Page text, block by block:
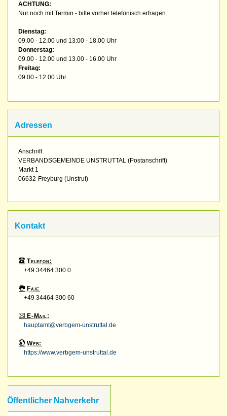
ACHTUNG:
Nur noch mit Termin - bitte vorher telefonisch erfragen.
Dienstag:
09.00 - 12.00 und 13:00 - 18.00 Uhr
Donnerstag:
09.00 - 12.00 und 13.00 - 16.00 Uhr
Freitag:
09.00 - 12.00 Uhr
Adressen
Anschrift
VERBANDSGEMEINDE UNSTRUTTAL (Postanschrift)
Markt 1
06632 Freyburg (Unstrut)
Kontakt
Telefon:
+49 34464 300 0
Fax:
+49 34464 300 60
E-Mail:
hauptamt@verbgem-unstruttal.de
Web:
https://www.verbgem-unstruttal.de
Öffentlicher Nahverkehr